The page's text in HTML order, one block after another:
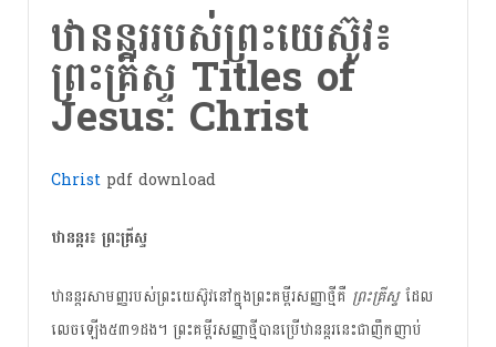
ឋានន្តររបស់ព្រះយេស៊ូវ៖
ព្រះគ្រីស្ទ Titles of
Jesus: Christ
Christ pdf download
ឋានន្តរ​៖ ព្រះ​គ្រីស្ទ
ឋានន្តរ​សាមញ្ញ​របស់​ព្រះ​យេស៊ូវ​នៅក្នុង​ព្រះគម្ពីរ​សញ្ញា​ថ្មី​​គឺ ​ព្រះគ្រីស្ទដែល​
លេច​ឡើង​៥៣១​ដង។ ព្រះ​គម្ពីរ​សញ្ញា​ថ្មី​បាន​ប្រើ​ឋានន្តរ​នេះ​ជា​ញឹក​ញាប់